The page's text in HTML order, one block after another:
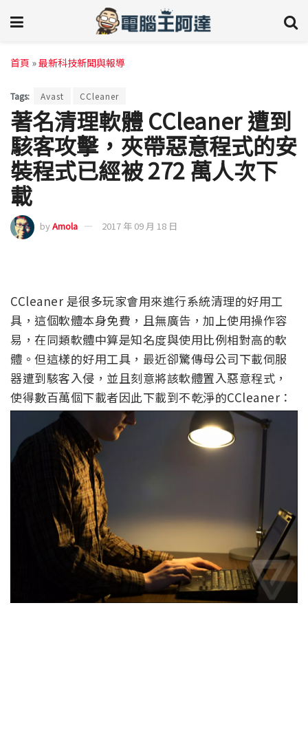
首頁 »最新科技新聞與報導
Tags: Avast CCleaner
著名清理軟體 CCleaner 遭到
駭客攻擊，夾帶惡意程式的安
裝程式已經被 272 萬人次下
載
byAmola 2017 年 09 月 18 日
CCleaner 是很多玩家會用來進行系統清理的好用工
具，這個軟體本身免費，且無廣告，加上使用操作容
易，在同類軟體中算是知名度與使用比例相對高的軟
體。但這樣的好用工具，最近卻驚傳母公司下載伺服
器遭到駭客入侵，並且刻意將該軟體置入惡意程式，
使得數百萬個下載者因此下載到不乾淨的CCleaner：